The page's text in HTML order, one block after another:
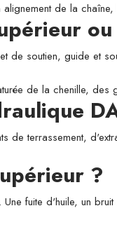
de la
de soutien, guide et
de la chenille,
de terrassement,
?
fuite d'huile, un